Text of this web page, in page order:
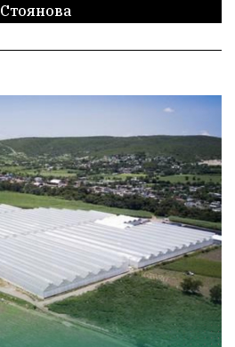
Стоянова